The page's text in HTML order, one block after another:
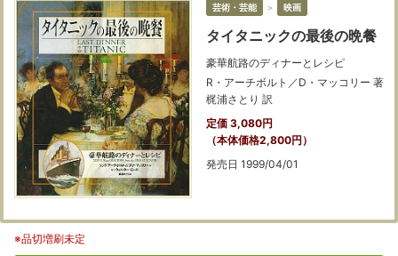
芸術・芸能 ＞ 映画
タイタニックの最後の晩餐
豪華航路のディナーとレシピ
R・アーチボルト／D・マッコリー 著
梶浦さとり 訳
定価 3,080円
（本体価格2,800円）
発売日 1999/04/01
※品切増刷未定